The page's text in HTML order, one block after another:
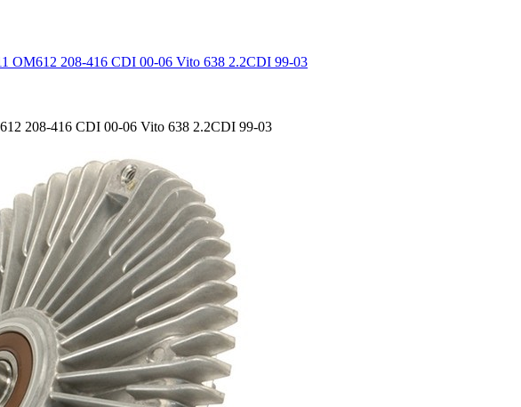
OM612 208-416 CDI 00-06 Vito 638 2.2CDI 99-03
208-416 CDI 00-06 Vito 638 2.2CDI 99-03